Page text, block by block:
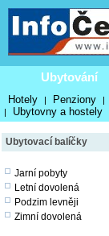
Ubytování
Hotely | Penziony |
| Ubytovny a hostely
Ubytovací balíčky
Jarní pobyty
Letní dovolená
Podzim levněji
Zimní dovolená